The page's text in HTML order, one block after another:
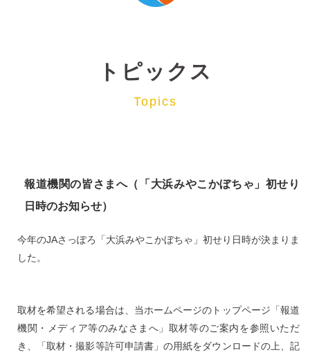
トピックス
Topics
報道機関の皆さまへ（「大浜みやこかぼちゃ」初せり
日時のお知らせ）
今年のJAさっぽろ「大浜みやこかぼちゃ」初せり日時が決まりま
した。
取材を希望される場合は、当ホームページのトップページ「報道
機関・メディア等のみなさまへ」取材等のご案内を参照いただ
き、「取材・撮影等許可申請書」の用紙をダウンロードの上、記